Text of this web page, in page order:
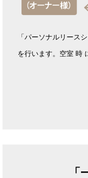
「パーソナルリース
を行います。空室 時